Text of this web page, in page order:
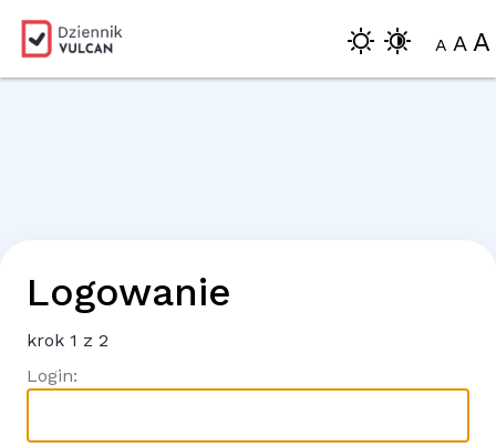
A A A
Logowanie
krok 1 z 2
Login: